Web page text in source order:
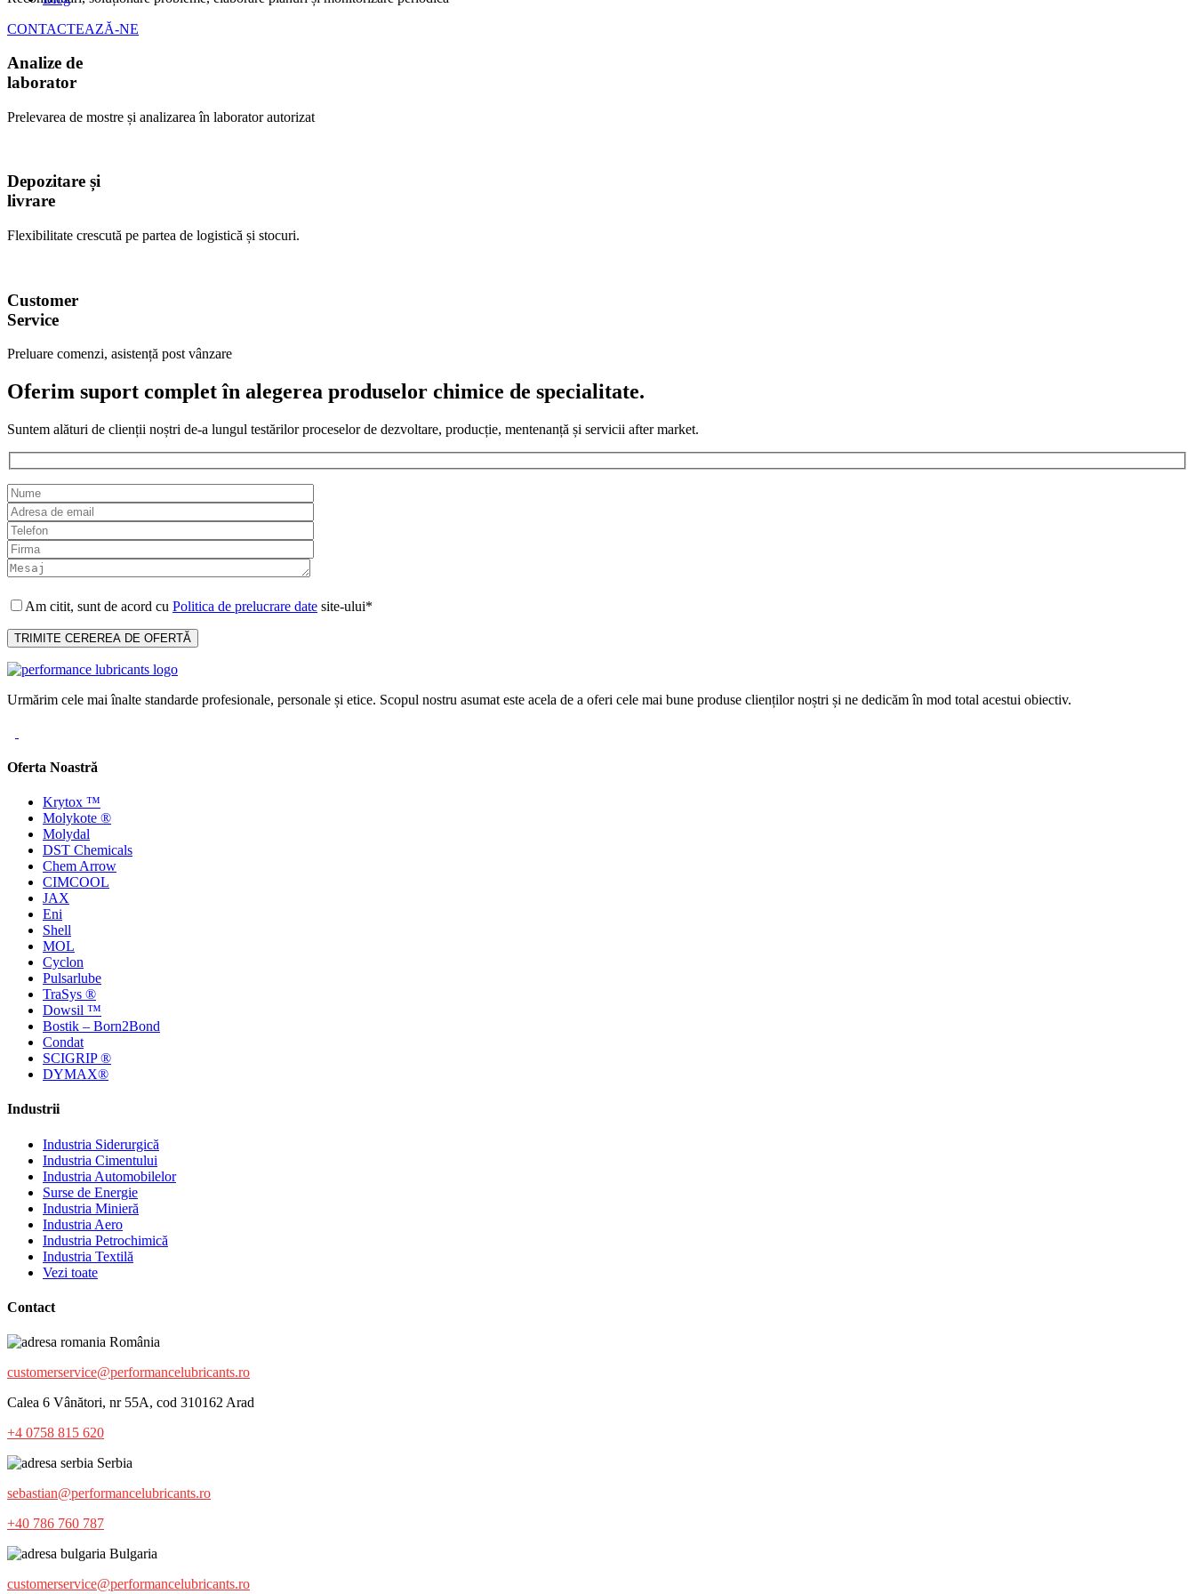
CONTACTEAZĂ-NE
Analize de
laborator
Prelevarea de mostre și analizarea în laborator autorizat
Depozitare și
livrare
Flexibilitate crescută pe partea de logistică și stocuri.
Customer
Service
Preluare comenzi, asistență post vânzare
Oferim suport complet în alegerea produselor chimice de specialitate.
Suntem alături de clienții noștri de-a lungul testărilor proceselor de dezvoltare, producție, mentenanță și servicii after market.
Am citit, sunt de acord cu Politica de prelucrare date site-ului*
Urmărim cele mai înalte standarde profesionale, personale și etice. Scopul nostru asumat este acela de a oferi cele mai bune produse clienților noștri și ne dedicăm în mod total acestui obiectiv.
Oferta Noastră
Krytox ™
Molykote ®
Molydal
DST Chemicals
Chem Arrow
CIMCOOL
JAX
Eni
Shell
MOL
Cyclon
Pulsarlube
TraSys ®
Dowsil ™
Bostik – Born2Bond
Condat
SCIGRIP ®
DYMAX®
Industrii
Industria Siderurgică
Industria Cimentului
Industria Automobilelor
Surse de Energie
Industria Minieră
Industria Aero
Industria Petrochimică
Industria Textilă
Vezi toate
Contact
România
customerservice@performancelubricants.ro
Calea 6 Vânători, nr 55A, cod 310162 Arad
+4 0758 815 620
Serbia
sebastian@performancelubricants.ro
+40 786 760 787
Bulgaria
customerservice@performancelubricants.ro